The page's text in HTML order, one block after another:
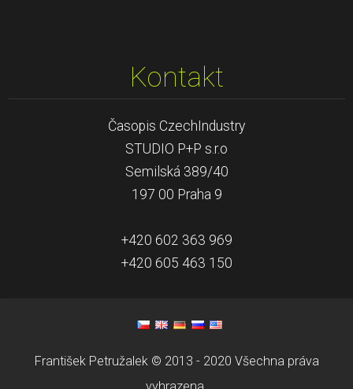
Kontakt
Časopis CzechIndustry
STUDIO P+P s.r.o
Semilská 389/40
197 00 Praha 9
+420 602 363 969
+420 605 463 150
František Petružalek © 2013 - 2020 Všechna práva